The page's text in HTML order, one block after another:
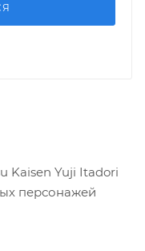
Kaisen Yuji Itadori
персонажей